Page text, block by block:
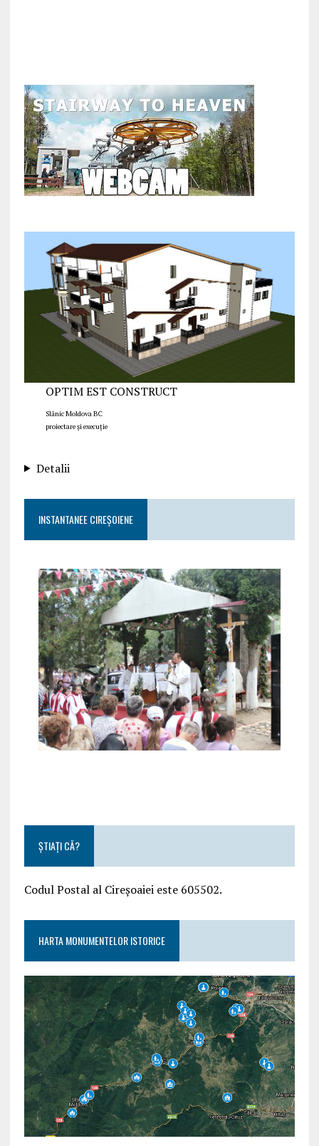
OPTIM EST CONSTRUCT
Slănic Moldova BC
proiectare și execuție
Detalii
INSTANTANEE CIREȘOIENE
ȘTIAȚI CĂ?
Codul Postal al Cireșoaiei este 605502.
HARTA MONUMENTELOR ISTORICE